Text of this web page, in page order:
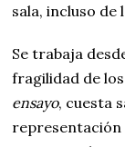
sala, incluso
Se trabaja
fragilidad de
ensayo, cuesta
representación